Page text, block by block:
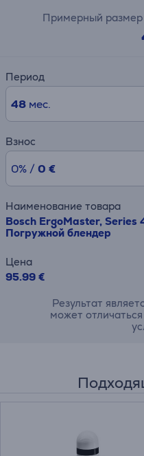
Примерный
Период
48мес.
Взнос
0% / 0 €
Наименование товара
Bosch ErgoMaster, Series
Погружной блендер
Цена
95.99 €
Результат
может